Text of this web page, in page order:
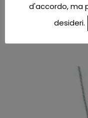
Luca Barra
d'accordo, ma
desideri.